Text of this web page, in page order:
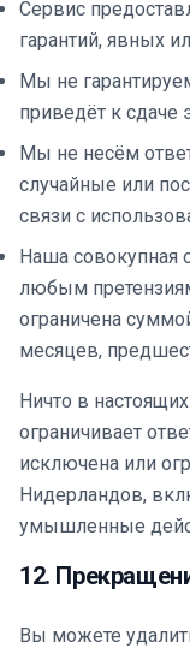
Сервис
гарантий, явных
Мы не
приведёт к сдаче
Мы не несём
случайные или
связи с
Наша совокупная
любым
ограничена
месяцев,
Ничто в
ограничивает
исключена или
Нидерландов,
умышленные
12.
Вы можете